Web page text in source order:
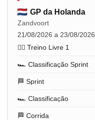
GP da Holanda
Zandvoort
21/08/2026 a 23/08/2026
🏋️‍♂️ Treino Livre 1
🏎️ Classificação Sprint
🏁 Sprint
🏎️ Classificação
🏁 Corrida